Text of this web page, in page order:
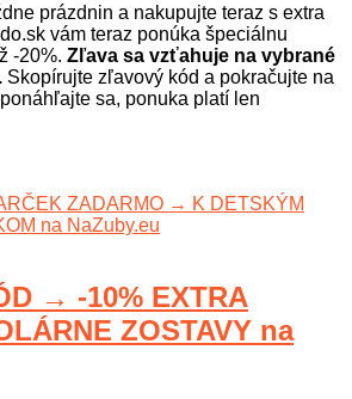
prázdnin a nakupujte teraz s extra
vám teraz ponúka špeciálnu
-20%. Zľava sa vzťahuje na vybrané
Skopírujte zľavový kód a pokračujte na
sa, ponuka platí len
→ -10% EXTRA
ZOSTAVY na